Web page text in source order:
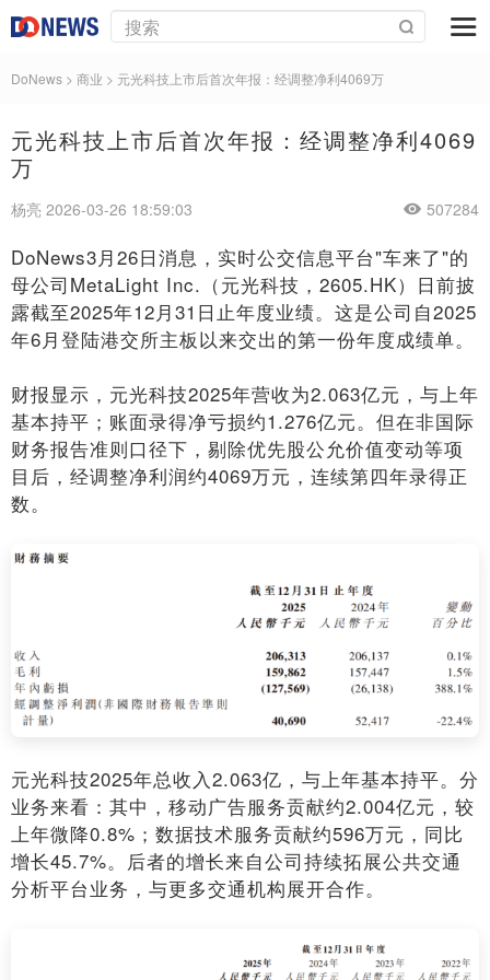
DoNews > 商业 > 元光科技上市后首次年报：经调整净利4069万
元光科技上市后首次年报：经调整净利4069
万
杨亮 2026-03-26 18:59:03 507284
DoNews3月26日消息，实时公交信息平台"车来了"的
母公司MetaLight Inc.（元光科技，2605.HK）日前披
露截至2025年12月31日止年度业绩。这是公司自2025
年6月登陆港交所主板以来交出的第一份年度成绩单。
财报显示，元光科技2025年营收为2.063亿元，与上年
基本持平；账面录得净亏损约1.276亿元。但在非国际
财务报告准则口径下，剔除优先股公允价值变动等项
目后，经调整净利润约4069万元，连续第四年录得正
数。
元光科技2025年总收入2.063亿，与上年基本持平。分
业务来看：其中，移动广告服务贡献约2.004亿元，较
上年微降0.8%；数据技术服务贡献约596万元，同比
增长45.7%。后者的增长来自公司持续拓展公共交通
分析平台业务，与更多交通机构展开合作。